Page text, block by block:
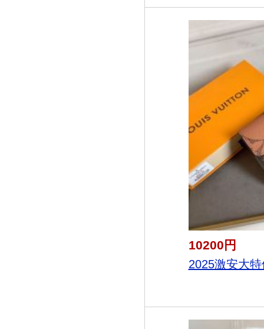
10200円
2025激安大